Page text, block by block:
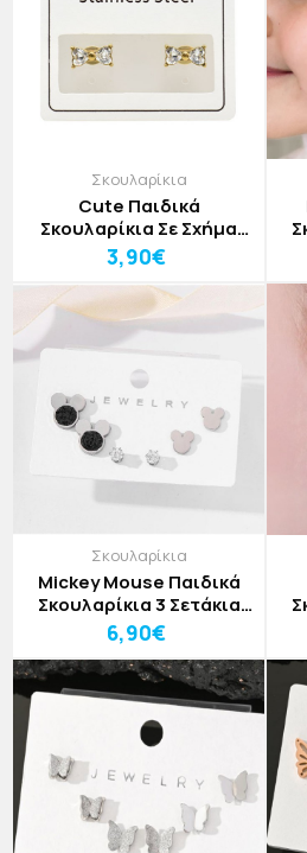
Σκουλαρίκια
Cute Παιδικά
Σκουλαρίκια Σε Σχήμα
Φιόγκου Με Στρας
3,90€
Σκουλαρίκια
Mickey Mouse Παιδικά
Σκουλαρίκια 3 Σετάκια
Ασημί Με Μαύρα Στρας
6,90€